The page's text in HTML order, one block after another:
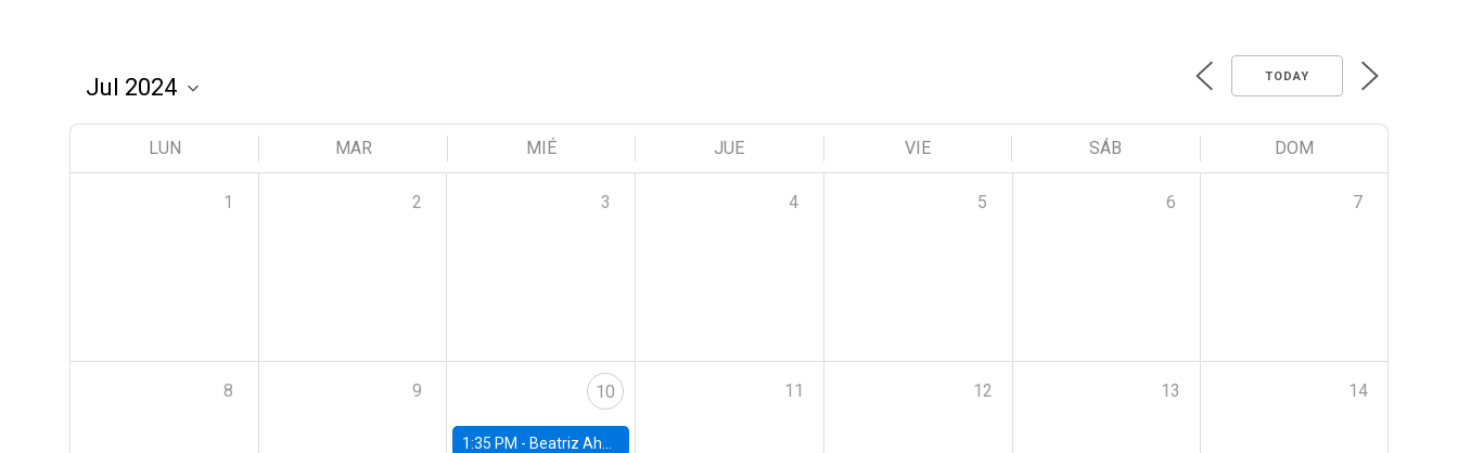
TODAY
LUN MAR MIÉ JUE VIE SÁB DOM
1 2 3 4 5 6 7
8 9 10
1:35 PM - Beatriz Ahumada, PhD candidate, Universidad de Pittsburgh
11 12 13 14